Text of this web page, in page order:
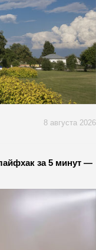
8 августа 2026
за 5 минут —